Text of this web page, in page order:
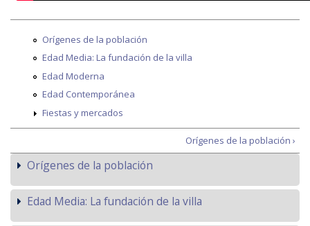
Orígenes de la población
Edad Media: La fundación de la villa
Edad Moderna
Edad Contemporánea
Fiestas y mercados
Orígenes de la población ›
Orígenes de la población
Edad Media: La fundación de la villa